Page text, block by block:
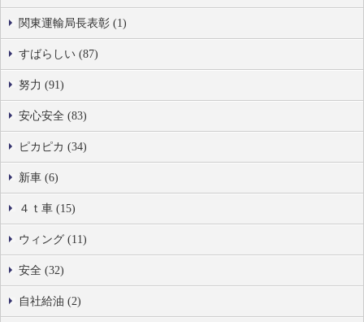
関東運輸局長表彰 (1)
すばらしい (87)
努力 (91)
安心安全 (83)
ピカピカ (34)
新車 (6)
４ｔ車 (15)
ウィング (11)
安全 (32)
自社給油 (2)